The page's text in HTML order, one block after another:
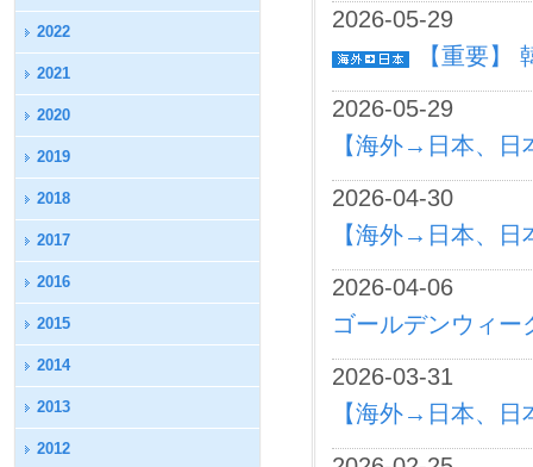
2022
2021
2020
2019
2018
2017
2016
2015
2014
2013
2012
2026-05-29
【重要】
2026-05-29
【海外→日本、
2026-04-30
【海外→日本、
2026-04-06
ゴールデンウィ
2026-03-31
【海外→日本、